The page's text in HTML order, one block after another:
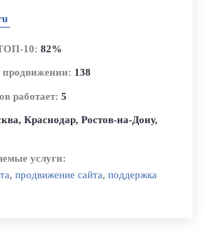
10: 82%
продвижении: 138
работает: 5
Краснодар, Ростов-на-Дону,
услуги:
, продвижение сайта, поддержка